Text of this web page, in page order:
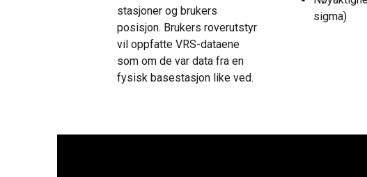
stasjoner og brukers
posisjon. Brukers roverutstyr
vil oppfatte VRS-dataene
som om de var data fra en
fysisk basestasjon like ved.
sigma)